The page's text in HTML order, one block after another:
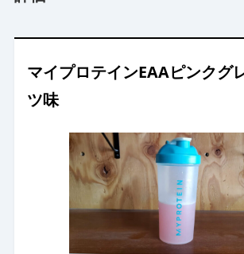
マイプロテインEAAピンクグ
ツ味